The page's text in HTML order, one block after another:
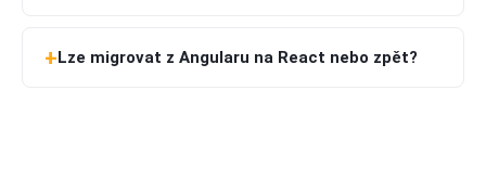
Lze migrovat z Angularu na React nebo zpět?